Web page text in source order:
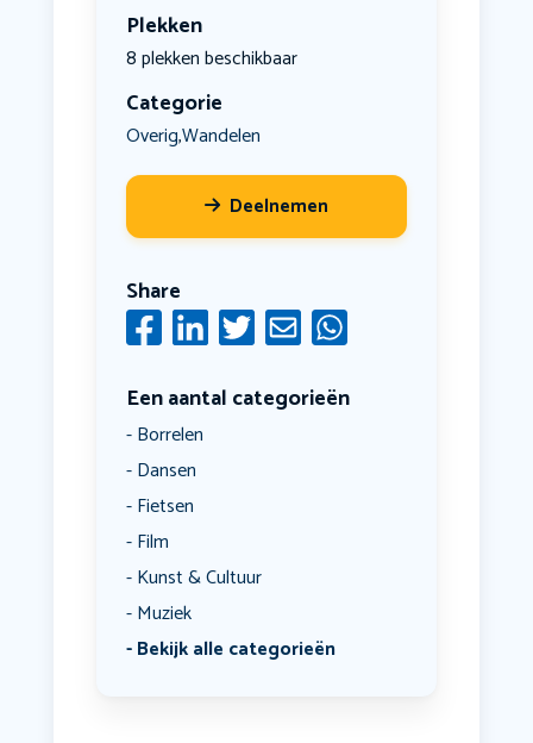
Plekken
8 plekken beschikbaar
Categorie
Overig,Wandelen
Deelnemen
Share
Een aantal categorieën
Borrelen
Dansen
Fietsen
Film
Kunst & Cultuur
Muziek
Bekijk alle categorieën